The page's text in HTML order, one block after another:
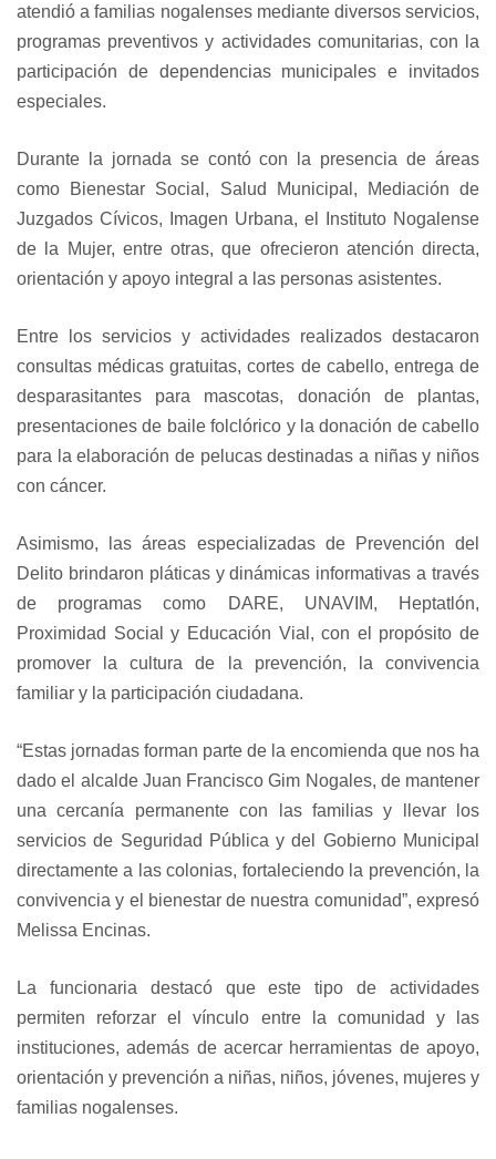
atendió a familias nogalenses mediante diversos servicios,
programas preventivos y actividades comunitarias, con la
participación de dependencias municipales e invitados
especiales.
Durante la jornada se contó con la presencia de áreas
como Bienestar Social, Salud Municipal, Mediación de
Juzgados Cívicos, Imagen Urbana, el Instituto Nogalense
de la Mujer, entre otras, que ofrecieron atención directa,
orientación y apoyo integral a las personas asistentes.
Entre los servicios y actividades realizados destacaron
consultas médicas gratuitas, cortes de cabello, entrega de
desparasitantes para mascotas, donación de plantas,
presentaciones de baile folclórico y la donación de cabello
para la elaboración de pelucas destinadas a niñas y niños
con cáncer.
Asimismo, las áreas especializadas de Prevención del
Delito brindaron pláticas y dinámicas informativas a través
de programas como DARE, UNAVIM, Heptatlón,
Proximidad Social y Educación Vial, con el propósito de
promover la cultura de la prevención, la convivencia
familiar y la participación ciudadana.
“Estas jornadas forman parte de la encomienda que nos ha
dado el alcalde Juan Francisco Gim Nogales, de mantener
una cercanía permanente con las familias y llevar los
servicios de Seguridad Pública y del Gobierno Municipal
directamente a las colonias, fortaleciendo la prevención, la
convivencia y el bienestar de nuestra comunidad”, expresó
Melissa Encinas.
La funcionaria destacó que este tipo de actividades
permiten reforzar el vínculo entre la comunidad y las
instituciones, además de acercar herramientas de apoyo,
orientación y prevención a niñas, niños, jóvenes, mujeres y
familias nogalenses.